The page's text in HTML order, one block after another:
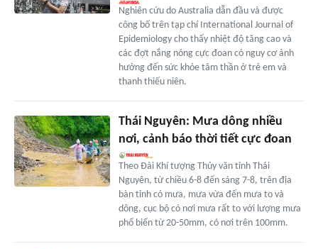
Nghiên cứu do Australia dẫn đầu và được
công bố trên tạp chí International Journal of
Epidemiology cho thấy nhiệt độ tăng cao và
các đợt nắng nóng cực đoan có nguy cơ ảnh
hưởng đến sức khỏe tâm thần ở trẻ em và
thanh thiếu niên.
Thái Nguyên: Mưa dông nhiều
nơi, cảnh báo thời tiết cực đoan
Theo Đài Khí tượng Thủy văn tỉnh Thái
Nguyên, từ chiều 6-8 đến sáng 7-8, trên địa
bàn tỉnh có mưa, mưa vừa đến mưa to và
dông, cục bộ có nơi mưa rất to với lượng mưa
phổ biến từ 20-50mm, có nơi trên 100mm.